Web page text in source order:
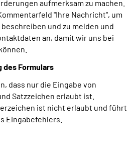
aufmerksam zu machen.
"Ihre Nachricht", um
und zu melden und
an, damit wir uns bei
des Formulars
dass nur die Eingabe von
Satzzeichen erlaubt ist.
ist nicht erlaubt und führt
Eingabefehlers.